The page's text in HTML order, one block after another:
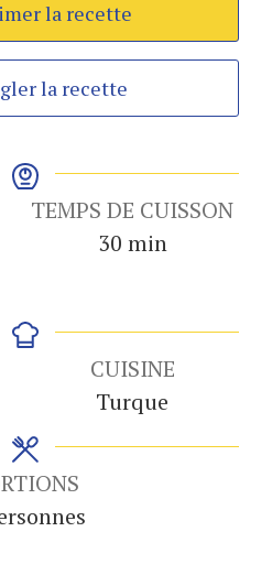
la recette
la recette
TEMPS DE CUISSON
30minutes
min
CUISINE
Turque